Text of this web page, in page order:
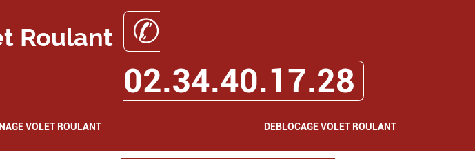
Roulant
✆
02.34.40.17.28
VOLET ROULANT DEBLOCAGE VOLET ROULANT